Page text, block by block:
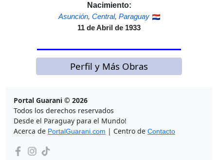
Nacimiento:
Asunción, Central, Paraguay
11 de Abril de 1933
Perfil y Más Obras
Portal Guarani © 2026
Todos los derechos reservados
Desde el Paraguay para el Mundo!
Acerca de PortalGuarani.com | Centro de Contacto